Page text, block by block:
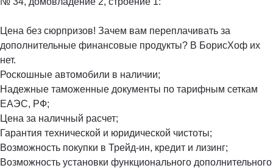
Цена без сюрпризов! Зачем вам переплачивать за
дополнительные финансовые продукты? В БорисХоф их
нет.
Роскошные автомобили в наличии;
Надежные таможенные документы по тарифным сеткам
ЕАЭС, РФ;
Цена за наличный расчет;
Гарантия технической и юридической чистоты;
Возможность покупки в Трейд-ин, кредит и лизинг;
Возможность установки функционального дополнительного